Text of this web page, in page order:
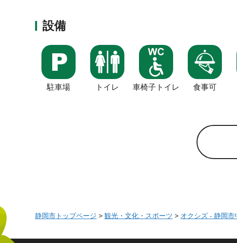
設備
駐車場 トイレ 車椅子トイレ 食事可
静岡市トップページ > 観光・文化・スポーツ > オクシズ - 静岡市